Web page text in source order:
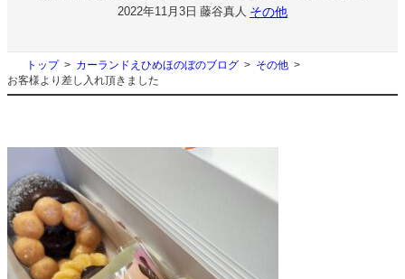
2022年11月3日 藤谷真人 その他
トップ カーランドえひめほのぼのブログ
その他
お客様より差し入れ頂きました